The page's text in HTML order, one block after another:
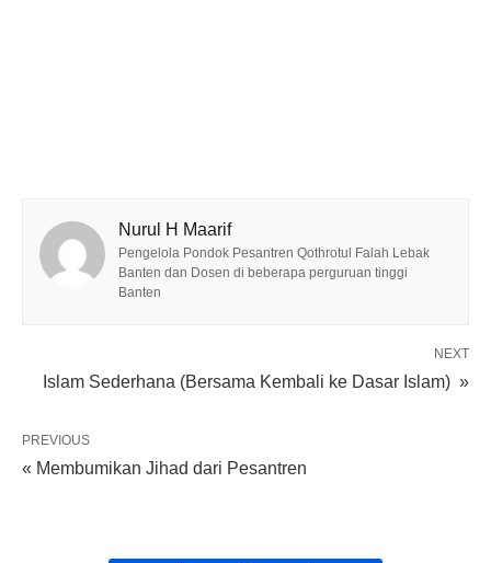
Nurul H Maarif
Pengelola Pondok Pesantren Qothrotul Falah Lebak
Banten dan Dosen di beberapa perguruan tinggi
Banten
NEXT
Islam Sederhana (Bersama Kembali ke Dasar Islam) »
PREVIOUS
« Membumikan Jihad dari Pesantren